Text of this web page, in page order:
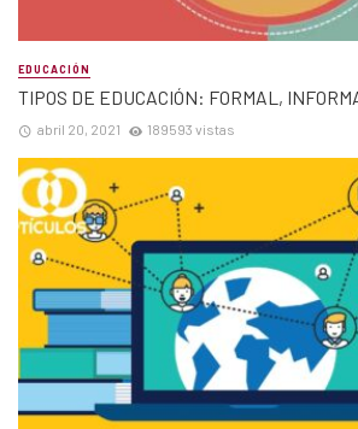
EDUCACIÓN
TIPOS DE EDUCACIÓN: FORMAL,
abril 20, 2021 189593 vistas